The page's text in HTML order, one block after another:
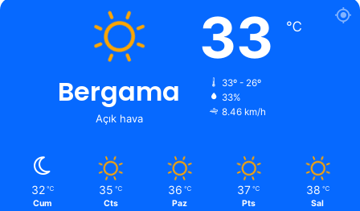
Bergama
Açık hava
33 ℃
33º - 26º
33%
8.46 km/h
32 ℃
Cum
35 ℃
Cts
36 ℃
Paz
37 ℃
Pts
38 ℃
Sal